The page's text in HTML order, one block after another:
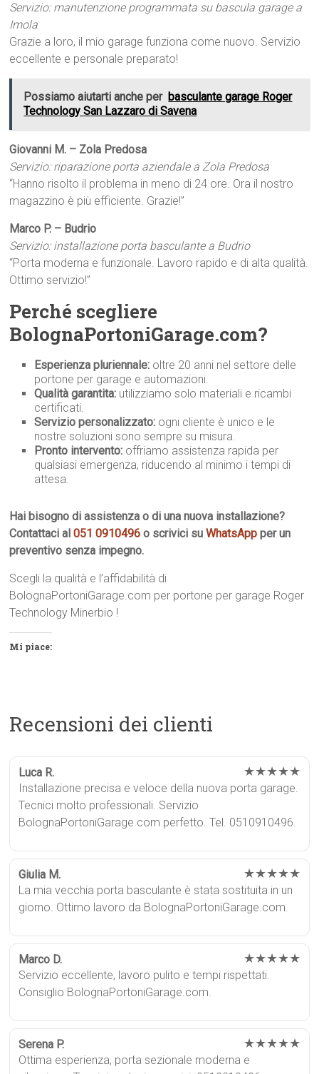
Servizio: manutenzione programmata su bascula garage a
Imola
Grazie a loro, il mio garage funziona come nuovo. Servizio
eccellente e personale preparato!
Possiamo aiutarti anche per basculante garage Roger
Technology San Lazzaro di Savena
Giovanni M. – Zola Predosa
Servizio: riparazione porta aziendale a Zola Predosa
“Hanno risolto il problema in meno di 24 ore. Ora il nostro
magazzino è più efficiente. Grazie!”
Marco P. – Budrio
Servizio: installazione porta basculante a Budrio
“Porta moderna e funzionale. Lavoro rapido e di alta qualità.
Ottimo servizio!”
Perché scegliere
BolognaPortoniGarage.com?
Esperienza pluriennale: oltre 20 anni nel settore delle
portone per garage e automazioni.
Qualità garantita: utilizziamo solo materiali e ricambi
certificati.
Servizio personalizzato: ogni cliente è unico e le
nostre soluzioni sono sempre su misura.
Pronto intervento: offriamo assistenza rapida per
qualsiasi emergenza, riducendo al minimo i tempi di
attesa.
Hai bisogno di assistenza o di una nuova installazione?
Contattaci al051 0910496 o scrivici suWhatsApp per un
preventivo senza impegno.
Scegli la qualità e l’affidabilità di
BolognaPortoniGarage.com per portone per garage Roger
Technology Minerbio !
Mi piace:
Recensioni dei clienti
Luca R. ★★★★★
Installazione precisa e veloce della nuova porta garage.
Tecnici molto professionali. Servizio
BolognaPortoniGarage.com perfetto. Tel. 0510910496.
Giulia M. ★★★★★
La mia vecchia porta basculante è stata sostituita in un
giorno. Ottimo lavoro da BolognaPortoniGarage.com.
Marco D. ★★★★★
Servizio eccellente, lavoro pulito e tempi rispettati.
Consiglio BolognaPortoniGarage.com.
Serena P. ★★★★★
Ottima esperienza, porta sezionale moderna e